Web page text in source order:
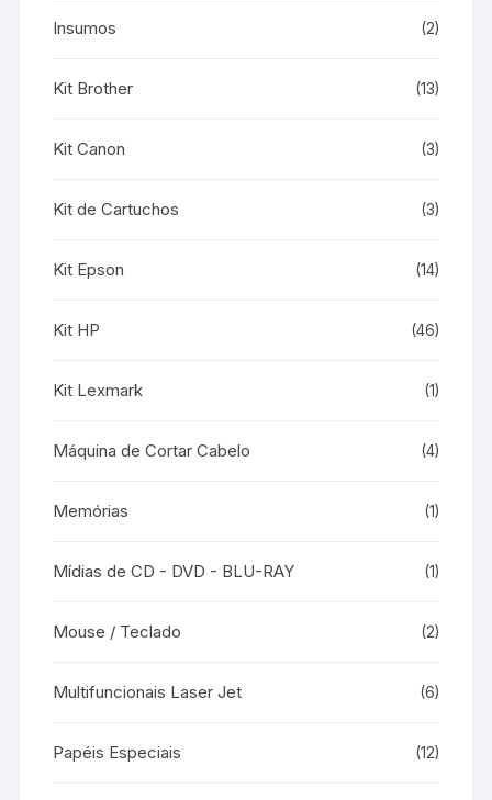
Insumos (2)
Kit Brother (13)
Kit Canon (3)
Kit de Cartuchos (3)
Kit Epson (14)
Kit HP (46)
Kit Lexmark (1)
Máquina de Cortar Cabelo (4)
Memórias (1)
Mídias de CD - DVD - BLU-RAY (1)
Mouse / Teclado (2)
Multifuncionais Laser Jet (6)
Papéis Especiais (12)